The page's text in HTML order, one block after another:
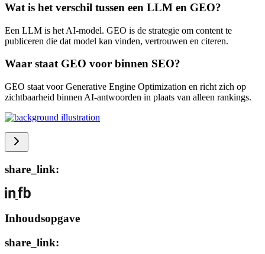
Wat is het verschil tussen een LLM en GEO?
Een LLM is het AI-model. GEO is de strategie om content te
publiceren die dat model kan vinden, vertrouwen en citeren.
Waar staat GEO voor binnen SEO?
GEO staat voor Generative Engine Optimization en richt zich op
zichtbaarheid binnen AI-antwoorden in plaats van alleen rankings.
share_link:
Inhoudsopgave
share_link: